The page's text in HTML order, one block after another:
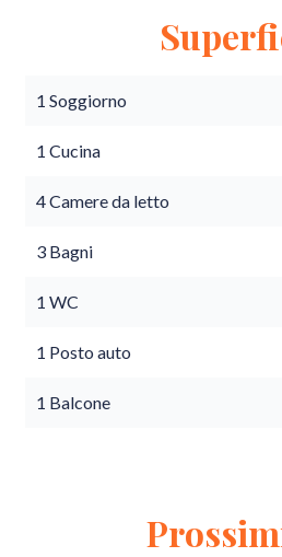
1 Soggiorno
1 Cucina
4 Camere da letto
3 Bagni
1 WC
1 Posto auto
1 Balcone